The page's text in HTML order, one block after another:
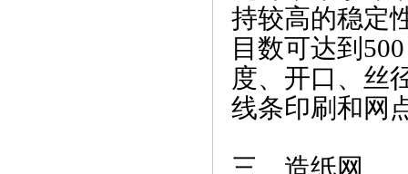
持较高的稳定
目数可达到
度、开口、丝
线条印刷和网
三、造纸网